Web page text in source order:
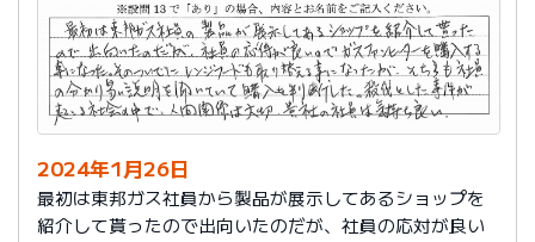
2024年1月26日
最初は東邦ガス社員から製品が展示してあるショップを
紹介して貰ったので出向いたのだが、社員の応対が良い